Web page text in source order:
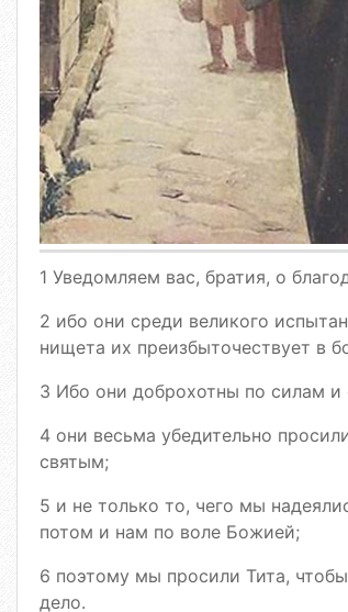
1 Уведомляем вас, братия, о
2 ибо они среди великого
нищета их преизбыточествует в
3 Ибо они доброхотны по силам и
4 они весьма убедительно
святым;
5 и не только то, чего мы
потом и нам по воле Божией;
6 поэтому мы просили Тита,
дело.